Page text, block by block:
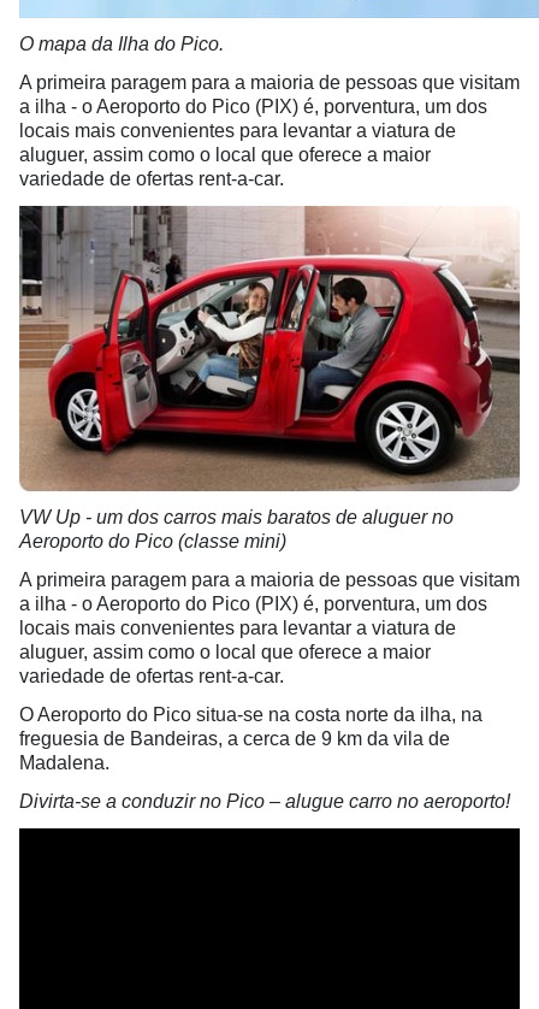
O mapa da Ilha do Pico.
A primeira paragem para a maioria de pessoas que visitam
a ilha - o Aeroporto do Pico (PIX) é, porventura, um dos
locais mais convenientes para levantar a viatura de
aluguer, assim como o local que oferece a maior
variedade de ofertas rent-a-car.
VW Up - um dos carros mais baratos de aluguer no
Aeroporto do Pico (classe mini)
A primeira paragem para a maioria de pessoas que visitam
a ilha - o Aeroporto do Pico (PIX) é, porventura, um dos
locais mais convenientes para levantar a viatura de
aluguer, assim como o local que oferece a maior
variedade de ofertas rent-a-car.
O Aeroporto do Pico situa-se na costa norte da ilha, na
freguesia de Bandeiras, a cerca de 9 km da vila de
Madalena.
Divirta-se a conduzir no Pico – alugue carro no aeroporto!